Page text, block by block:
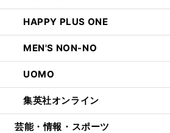
HAPPY PLUS ONE
MEN'S NON-NO
UOMO
集英社オンライン
芸能・情報・スポーツ